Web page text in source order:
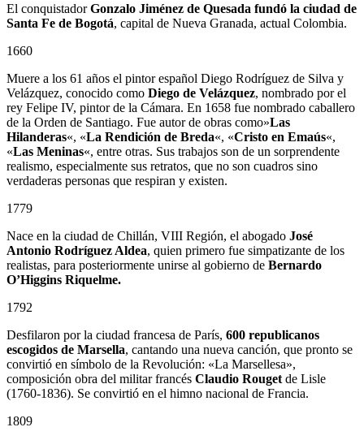
El conquistadorGonzalo Jiménez de Quesada fundó la ciudad de
Santa Fe de Bogotá, capital de Nueva Granada, actual Colombia.
1660
Muere a los 61 años el pintor español Diego Rodríguez de Silva y
Velázquez, conocido como Diego de Velázquez, nombrado por el
rey Felipe IV, pintor de la Cámara. En 1658 fue nombrado caballero
de la Orden de Santiago. Fue autor de obras como»Las
Hilanderas«, «La Rendición de Breda«, «Cristo en Emaús«,
«Las Meninas«, entre otras. Sus trabajos son de un sorprendente
realismo, especialmente sus retratos, que no son cuadros sino
verdaderas personas que respiran y existen.
1779
Nace en la ciudad de Chillán, VIII Región, el abogado José
Antonio Rodríguez Aldea, quien primero fue simpatizante de los
realistas, para posteriormente unirse al gobierno de Bernardo
O’Higgins Riquelme.
1792
Desfilaron por la ciudad francesa de París, 600 republicanos
escogidos de Marsella, cantando una nueva canción, que pronto se
convirtió en símbolo de la Revolución: «La Marsellesa»,
composición obra del militar francés Claudio Rouget de Lisle
(1760-1836). Se convirtió en el himno nacional de Francia.
1809